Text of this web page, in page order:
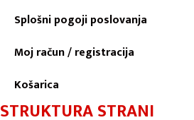
Splošni pogoji poslovanja
Moj račun / registracija
Košarica
STRUKTURA STRANI